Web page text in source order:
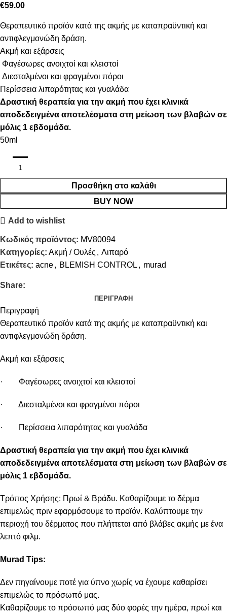
€59.00
Θεραπευτικό προϊόν κατά της ακμής με καταπραϋντική και
αντιφλεγμονώδη δράση.
Ακμή και εξάρσεις
Φαγέσωρες ανοιχτοί και κλειστοί
Διεσταλμένοι και φραγμένοι πόροι
Περίσσεια λιπαρότητας και γυαλάδα
Δραστική θεραπεία για την ακμή που έχει κλινικά
αποδεδειγμένα αποτελέσματα στη μείωση των βλαβών σε
μόλις 1 εβδομάδα.
50ml
Προσθήκη στο καλάθι
BUY NOW
Add to wishlist
Κωδικός προϊόντος: MV80094
Κατηγορίες: Ακμή / Ουλές , Λιπαρό
Ετικέτες: acne, BLEMISH CONTROL , murad
Share:
ΠΕΡΙΓΡΑΦΉ
Περιγραφή
Θεραπευτικό προϊόν κατά της ακμής με καταπραϋντική και
αντιφλεγμονώδη δράση.
Ακμή και εξάρσεις
· Φαγέσωρες ανοιχτοί και κλειστοί
· Διεσταλμένοι και φραγμένοι πόροι
· Περίσσεια λιπαρότητας και γυαλάδα
Δραστική θεραπεία για την ακμή που έχει κλινικά
αποδεδειγμένα αποτελέσματα στη μείωση των βλαβών σε
μόλις 1 εβδομάδα.
Τρόπος Χρήσης: Πρωί & Βράδυ. Καθαρίζουμε το δέρμα
επιμελώς πριν εφαρμόσουμε το προϊόν. Καλύπτουμε την
περιοχή του δέρματος που πλήττεται από βλάβες ακμής με ένα
λεπτό φιλμ.
Murad Tips:
Δεν πηγαίνουμε ποτέ για ύπνο χωρίς να έχουμε καθαρίσει
επιμελώς το πρόσωπό μας.
Καθαρίζουμε το πρόσωπό μας δύο φορές την ημέρα, πρωί και